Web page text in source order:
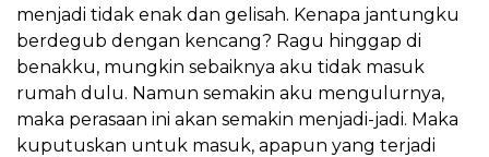
menjadi tidak enak dan gelisah. Kenapa jantungku
berdegub dengan kencang? Ragu hinggap di
benakku, mungkin sebaiknya aku tidak masuk
rumah dulu. Namun semakin aku mengulurnya,
maka perasaan ini akan semakin menjadi-jadi. Maka
kuputuskan untuk masuk, apapun yang terjadi